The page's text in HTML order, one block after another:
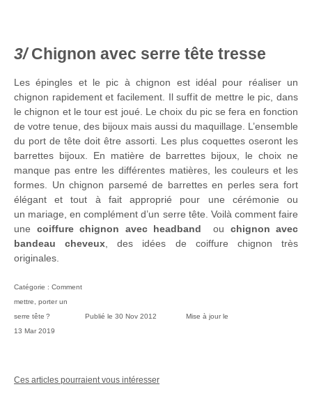
Chignon avec serre tête tresse
Les épingles et le pic à chignon est idéal pour réaliser un
chignon rapidement et facilement. Il suffit de mettre le pic, dans
le chignon et le tour est joué. Le choix du pic se fera en fonction
de votre tenue, des bijoux mais aussi du maquillage. L’ensemble
du port de tête doit être assorti. Les plus coquettes oseront les
barrettes bijoux. En matière de barrettes bijoux, le choix ne
manque pas entre les différentes matières, les couleurs et les
formes. Un chignon parsemé de barrettes en perles sera fort
élégant et tout à fait approprié pour une cérémonie ou
un mariage, en complément d’un serre tête. Voilà comment faire
une coiffure chignon avec headband ou chignon avec
bandeau cheveux , des idées de coiffure chignon très
originales.
Catégorie : Comment
mettre, porter un
serre tête ?
Publié le 30 Nov 2012
Mise à jour le
13 Mar 2019
Ces articles pourraient vous intéresser